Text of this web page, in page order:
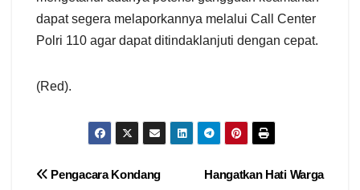
dapat segera melaporkannya melalui Call Center
Polri 110 agar dapat ditindaklanjuti dengan cepat.
(Red).
Navigasi
Hangatkan Hati Warga
Pengacara Kondang